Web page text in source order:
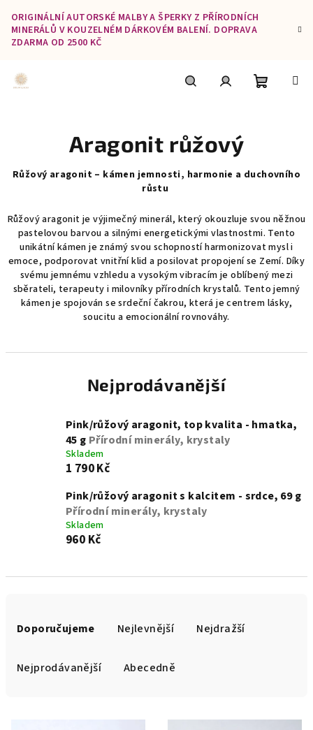
obsah
ORIGINÁLNÍ AUTORSKÉ MALBY A ŠPERKY Z PŘÍRODNÍCH
MINERÁLŮ V KOUZELNÉM DÁRKOVÉM BALENÍ. DOPRAVA
ZDARMA OD 2500 KČ
Aragonit růžový
Růžový aragonit – kámen jemnosti, harmonie a duchovního
růstu
Růžový aragonit je výjimečný minerál, který okouzluje svou něžnou
pastelovou barvou a silnými energetickými vlastnostmi. Tento
unikátní kámen je známý svou schopností harmonizovat mysl i
emoce, podporovat vnitřní klid a posilovat propojení se Zemí. Díky
svému jemnému vzhledu a vysokým vibracím je oblíbený mezi
sběrateli, terapeuty i milovníky přírodních krystalů. Tento jemný
kámen je spojován se srdeční čakrou, která je centrem lásky,
soucitu a emocionální rovnováhy.
Nejprodávanější
Pink/růžový aragonit, top kvalita - hmatka,
45 g Přírodní minerály, krystaly
Skladem
1 790 Kč
Pink/růžový aragonit s kalcitem - srdce, 69 g
Přírodní minerály, krystaly
Skladem
960 Kč
Doporučujeme Nejlevnější Nejdražší
Nejprodávanější Abecedně